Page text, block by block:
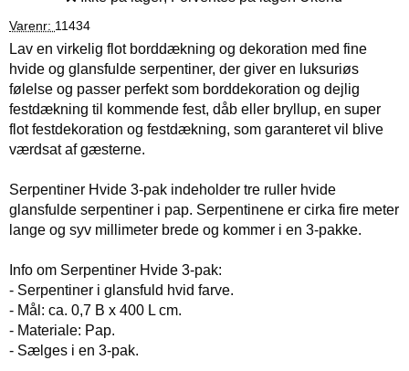
Produkttilgængelighed:
Varenr: 11434
Lav en virkelig flot borddækning og dekoration med fine
hvide og glansfulde serpentiner, der giver en luksuriøs
følelse og passer perfekt som borddekoration og dejlig
festdækning til kommende fest, dåb eller bryllup, en super
flot festdekoration og festdækning, som garanteret vil blive
værdsat af gæsterne.
Serpentiner Hvide 3-pak indeholder tre ruller hvide
glansfulde serpentiner i pap. Serpentinene er cirka fire meter
lange og syv millimeter brede og kommer i en 3-pakke.
Info om Serpentiner Hvide 3-pak:
- Serpentiner i glansfuld hvid farve.
- Mål: ca. 0,7 B x 400 L cm.
- Materiale: Pap.
- Sælges i en 3-pak.